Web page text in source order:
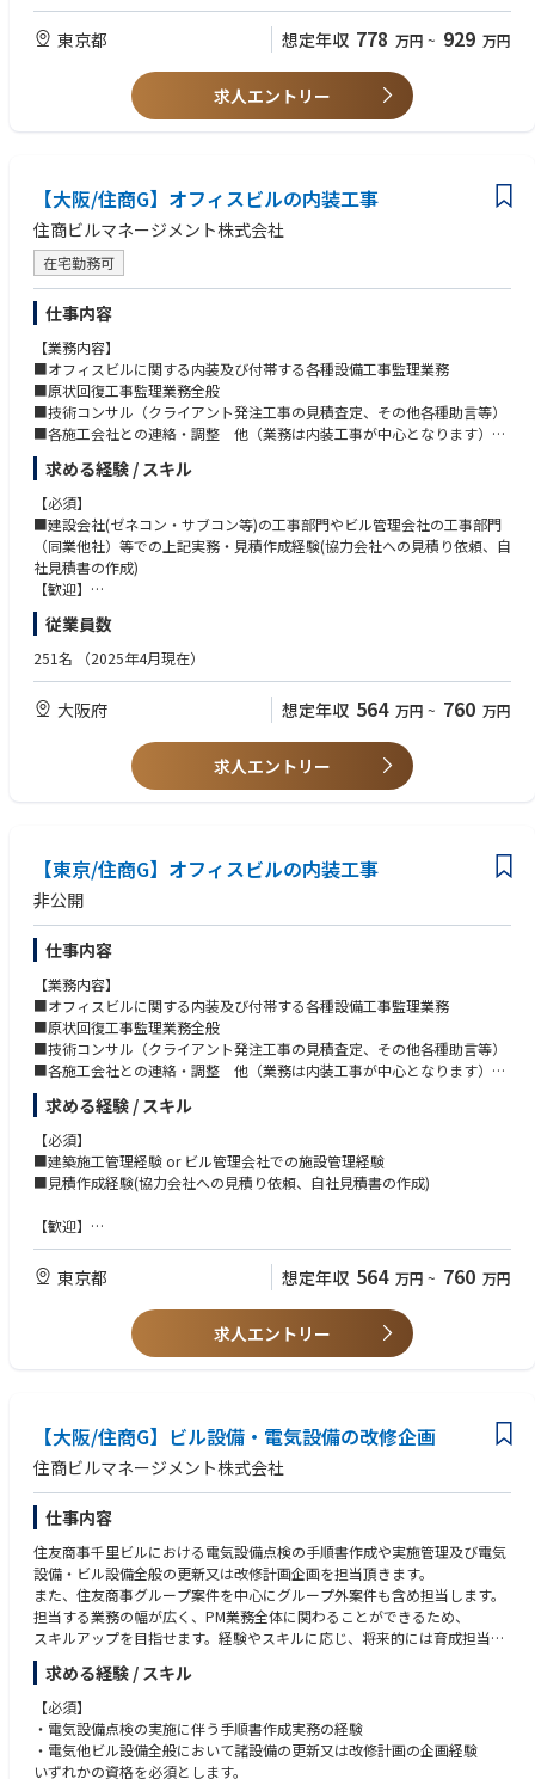
ります。
これまでの経験を活かして頂くことと、知見を展開頂き、本事業の発展に
寄与をして頂き、組織拡大にも貢献を頂きたいと思います。
東京都 想定年収 778 万円 ~ 929 万円
求人エントリー
【大阪/住商G】オフィスビルの内装工事
住商ビルマネージメント株式会社
在宅勤務可
仕事内容
【業務内容】
■オフィスビルに関する内装及び付帯する各種設備工事監理業務
■原状回復工事監理業務全般
■技術コンサル（クライアント発注工事の見積査定、その他各種助言等）
■各施工会社との連絡・調整 他（業務は内装工事が中心となります）
■工事受注営業業務
求める経験 / スキル
【必須】
■建設会社(ゼネコン・サブコン等)の工事部門やビル管理会社の工事部門
（同業他社）等での上記実務・見積作成経験(協力会社への見積り依頼、自
社見積書の作成)
【歓迎】
■一級建築士or1級建築施工管理技士or1級電気工事施工管理技士
■エンドユーザー折衝経験
■オフィスビルのテナント入退去工事や各種改修工事経験
■設計図(建築/電気/機械)がある程度理解できること
従業員数
251名 （2025年4月現在）
大阪府 想定年収 564 万円 ~ 760 万円
求人エントリー
【東京/住商G】オフィスビルの内装工事
非公開
仕事内容
【業務内容】
■オフィスビルに関する内装及び付帯する各種設備工事監理業務
■原状回復工事監理業務全般
■技術コンサル（クライアント発注工事の見積査定、その他各種助言等）
■各施工会社との連絡・調整 他（業務は内装工事が中心となります）
■工事受注営業業務
求める経験 / スキル
【必須】
■建築施工管理経験 or ビル管理会社での施設管理経験
■見積作成経験(協力会社への見積り依頼、自社見積書の作成)
【歓迎】
■一級建築士or1級建築施工管理技士or1級電気工事施工管理技士
■エンドユーザー折衝経験
■オフィスビルのテナント入退去工事や各種改修工事経験
■AUTOCAD経験
■設計図(建築/電気/機械)がある程度理解できること
一級建築士 尚可
東京都 想定年収 564 万円 ~ 760 万円
求人エントリー
【大阪/住商G】ビル設備・電気設備の改修企画
住商ビルマネージメント株式会社
仕事内容
住友商事千里ビルにおける電気設備点検の手順書作成や実施管理及び電気
設備・ビル設備全般の更新又は改修計画企画を担当頂きます。
また、住友商事グループ案件を中心にグループ外案件も含め担当します。
担当する業務の幅が広く、PM業務全体に関わることができるため、
スキルアップを目指せます。経験やスキルに応じ、将来的には育成担当等
もお任せしたいと考えています。
【業務内容】
・日常テナント、ビルスタッフ問合せ対応
・諸設備点検（法定、自主共）のスケジュール管理、手配、結果確認。
・館内エネルギー使用状況の把握、BMS課金管理。
求める経験 / スキル
【必須】
・電気設備点検の実施に伴う手順書作成実務の経験
・電気他ビル設備全般において諸設備の更新又は改修計画の企画経験
いずれかの資格を必須とします。